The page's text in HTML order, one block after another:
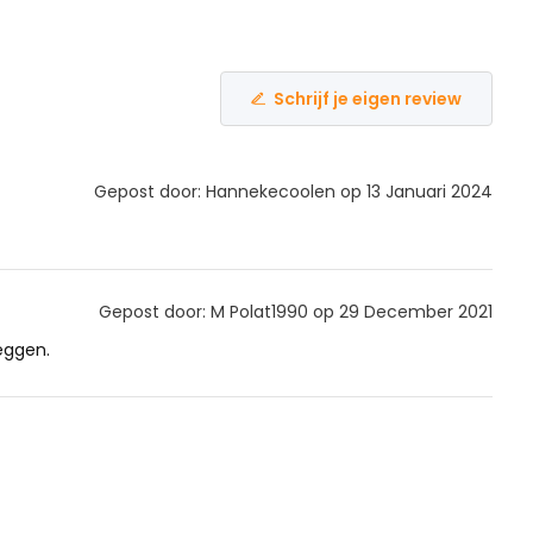
Schrijf je eigen review
Gepost door: Hannekecoolen op 13 Januari 2024
Gepost door: M Polat1990 op 29 December 2021